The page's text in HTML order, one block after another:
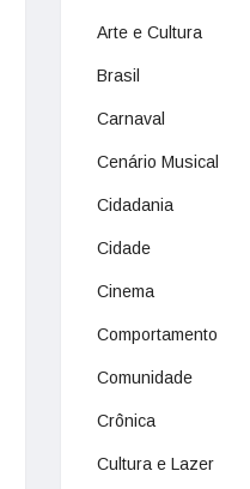
Arte e Cultura
Brasil
Carnaval
Cenário Musical
Cidadania
Cidade
Cinema
Comportamento
Comunidade
Crônica
Cultura e Lazer